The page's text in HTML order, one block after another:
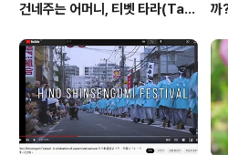
건네주는 어머니, 티벳 타라(Tar
까